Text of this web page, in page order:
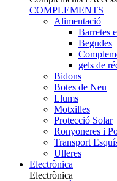
COMPLEMENTS
Alimentació
Barretes
Begudes
gels de
Bidons
Botes de Neu
Llums
Motxilles
Protecció Solar
Ronyoneres i
Transport
Ulleres
Electrònica
Electrònica